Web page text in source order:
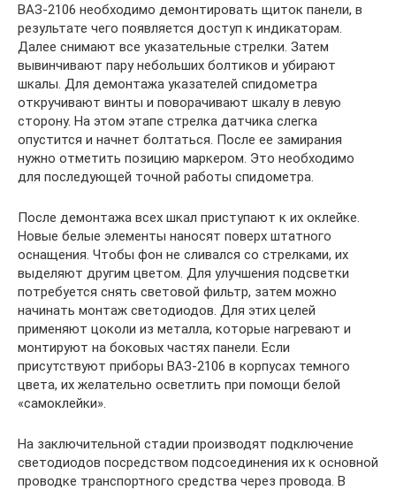
ВАЗ-2106 необходимо демонтировать щиток панели, в
результате чего появляется доступ к индикаторам.
Далее снимают все указательные стрелки. Затем
вывинчивают пару небольших болтиков и убирают
шкалы. Для демонтажа указателей спидометра
откручивают винты и поворачивают шкалу в левую
сторону. На этом этапе стрелка датчика слегка
опустится и начнет болтаться. После ее замирания
нужно отметить позицию маркером. Это необходимо
для последующей точной работы спидометра.
После демонтажа всех шкал приступают к их оклейке.
Новые белые элементы наносят поверх штатного
оснащения. Чтобы фон не сливался со стрелками, их
выделяют другим цветом. Для улучшения подсветки
потребуется снять световой фильтр, затем можно
начинать монтаж светодиодов. Для этих целей
применяют цоколи из металла, которые нагревают и
монтируют на боковых частях панели. Если
присутствуют приборы ВАЗ-2106 в корпусах темного
цвета, их желательно осветлить при помощи белой
«самоклейки».
На заключительной стадии производят подключение
светодиодов посредством подсоединения их к основной
проводке транспортного средства через провода. В